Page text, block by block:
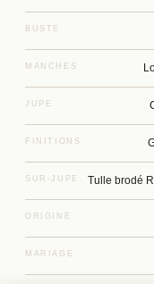
BUSTE
MANCHES
JUPE
FINITIONS
SUR-JUPE Tulle brodé
ORIGINE
MARIAGE